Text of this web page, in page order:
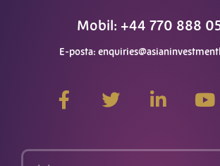
Mobil: +44 770 888
E-posta:
a
c
b
e
c
i
e
o
u
isim